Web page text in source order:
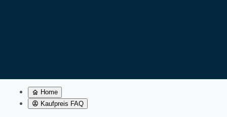
Home
Kaufpreis FAQ